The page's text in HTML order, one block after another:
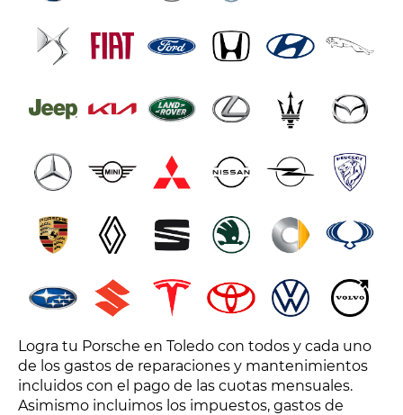
Logra tu Porsche en Toledo con todos y cada uno
de los gastos de reparaciones y mantenimientos
incluidos con el pago de las cuotas mensuales.
Asimismo incluimos los impuestos, gastos de